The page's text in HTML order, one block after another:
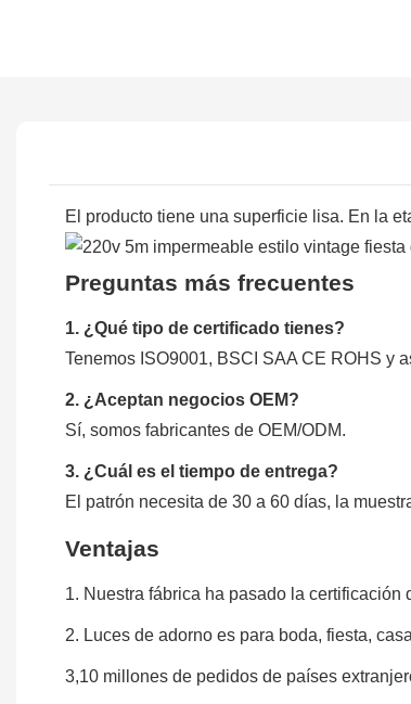
El producto tiene una superficie lisa. En la
Preguntas más frecuentes
1. ¿Qué tipo de certificado tienes?
Tenemos ISO9001, BSCI SAA CE ROHS y
2. ¿Aceptan negocios OEM?
Sí, somos fabricantes de OEM/ODM.
3. ¿Cuál es el tiempo de entrega?
El patrón necesita de 30 a 60 días, la
Ventajas
1. Nuestra fábrica ha pasado la
2. Luces de adorno es para boda, fiesta,
3,10 millones de pedidos de países